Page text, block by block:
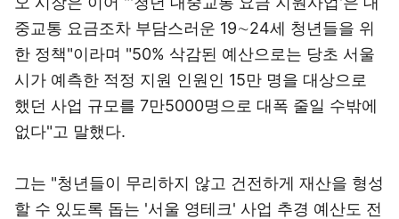
중교통 요금조차 부담스러운 19∼24세 청년들을 위
한 정책"이라며 "50% 삭감된 예산으로는 당초 서울
시가 예측한 적정 지원 인원인 15만 명을 대상으로
했던 사업 규모를 7만5000명으로 대폭 줄일 수밖에
없다"고 말했다.
그는 "청년들이 무리하지 않고 건전하게 재산을 형성
할 수 있도록 돕는 '서울 영테크' 사업 추경 예산도 전